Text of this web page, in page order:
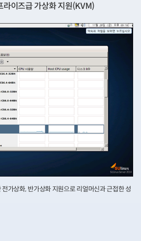
라이즈급 가상화 지원(KVM)
가상화, 반가상화 지원으로 리얼머신과 근접한 성